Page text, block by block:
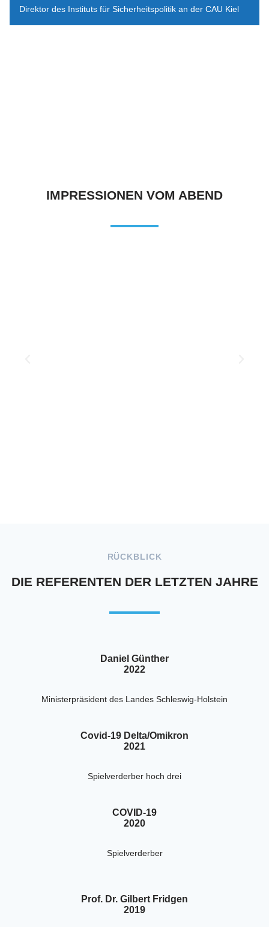
Direktor des Instituts für Sicherheitspolitik an der CAU Kiel
IMPRESSIONEN VOM ABEND
RÜCKBLICK
DIE REFERENTEN DER LETZTEN JAHRE
Daniel Günther
2022
Ministerpräsident des Landes Schleswig-Holstein
Covid-19 Delta/Omikron
2021
Spielverderber hoch drei
COVID-19
2020
Spielverderber
Prof. Dr. Gilbert Fridgen
2019